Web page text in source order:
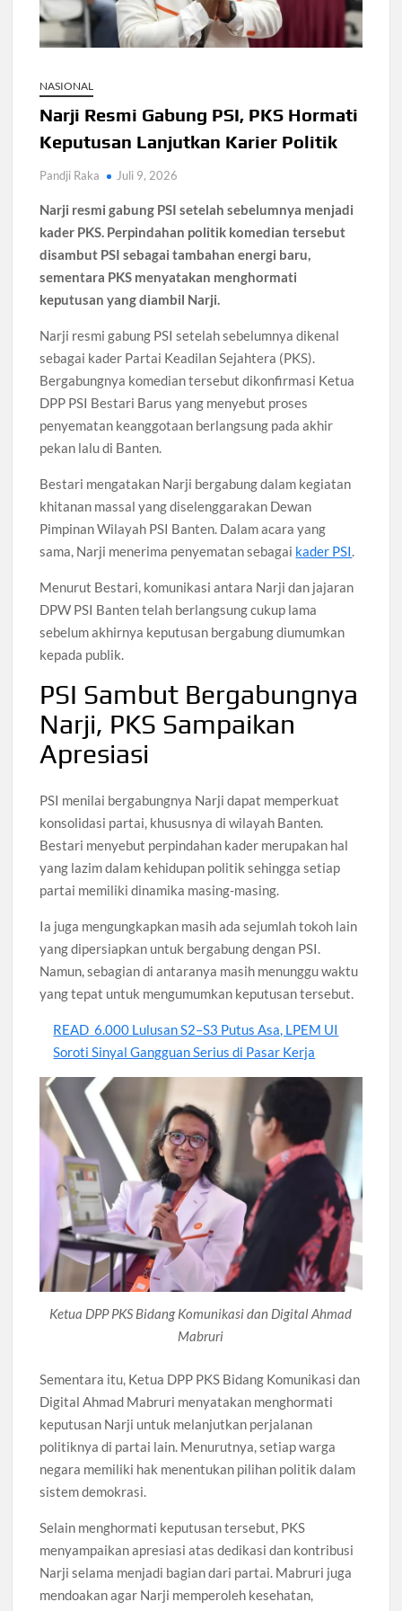
PKB Soal Reshuffle Kabinet: Prabowo Tentukan Menteri
Kasus Impor Bea Cukai Masuk Tahap Pengembangan KPK
Huawei Power Bank 12000 mAh Hadir dengan Fitur
PDRM Perketat Perbatasan Usai Kasus Narkoba di Soetta
NASIONAL
Narji Resmi Gabung PSI, PKS Hormati
Keputusan Lanjutkan Karier Politik
Pandji Raka Juli 9, 2026
Narji resmi gabung PSI setelah sebelumnya menjadi
kader PKS. Perpindahan politik komedian tersebut
disambut PSI sebagai tambahan energi baru,
sementara PKS menyatakan menghormati
keputusan yang diambil Narji.
Narji resmi gabung PSI setelah sebelumnya dikenal
sebagai kader Partai Keadilan Sejahtera (PKS).
Bergabungnya komedian tersebut dikonfirmasi Ketua
DPP PSI Bestari Barus yang menyebut proses
penyematan keanggotaan berlangsung pada akhir
pekan lalu di Banten.
Bestari mengatakan Narji bergabung dalam kegiatan
khitanan massal yang diselenggarakan Dewan
Pimpinan Wilayah PSI Banten. Dalam acara yang
sama, Narji menerima penyematan sebagai kader PSI.
Menurut Bestari, komunikasi antara Narji dan jajaran
DPW PSI Banten telah berlangsung cukup lama
sebelum akhirnya keputusan bergabung diumumkan
kepada publik.
PSI Sambut Bergabungnya
Narji, PKS Sampaikan
Apresiasi
PSI menilai bergabungnya Narji dapat memperkuat
konsolidasi partai, khususnya di wilayah Banten.
Bestari menyebut perpindahan kader merupakan hal
yang lazim dalam kehidupan politik sehingga setiap
partai memiliki dinamika masing-masing.
Ia juga mengungkapkan masih ada sejumlah tokoh lain
yang dipersiapkan untuk bergabung dengan PSI.
Namun, sebagian di antaranya masih menunggu waktu
yang tepat untuk mengumumkan keputusan tersebut.
READ 6.000 Lulusan S2–S3 Putus Asa, LPEM UI
Soroti Sinyal Gangguan Serius di Pasar Kerja
Ketua DPP PKS Bidang Komunikasi dan Digital Ahmad
Mabruri
Sementara itu, Ketua DPP PKS Bidang Komunikasi dan
Digital Ahmad Mabruri menyatakan menghormati
keputusan Narji untuk melanjutkan perjalanan
politiknya di partai lain. Menurutnya, setiap warga
negara memiliki hak menentukan pilihan politik dalam
sistem demokrasi.
Selain menghormati keputusan tersebut, PKS
menyampaikan apresiasi atas dedikasi dan kontribusi
Narji selama menjadi bagian dari partai. Mabruri juga
mendoakan agar Narji memperoleh kesehatan,